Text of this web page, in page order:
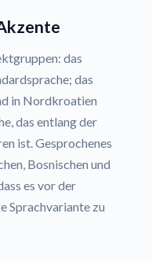
das
das
in Nordkroatien
das entlang der
ist. Gesprochenes
Bosnischen und
es vor der
Sprachvariante zu